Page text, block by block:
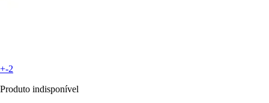
+-2
Produto indisponível